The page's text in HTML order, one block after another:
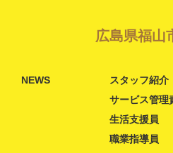
広島県福山
NEWS
スタッフ紹介
サービス管理
生活支援員
職業指導員